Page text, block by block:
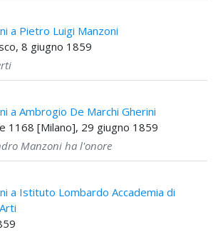
a Pietro Luigi Manzoni
8 giugno 1859
a Ambrogio De Marchi Gherini
1168 [Milano], 29 giugno 1859
Manzoni ha l'onore
a Istituto Lombardo Accademia di